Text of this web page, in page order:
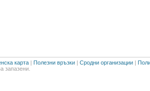
карта | Полезни връзки | Сродни организации |
запазени.